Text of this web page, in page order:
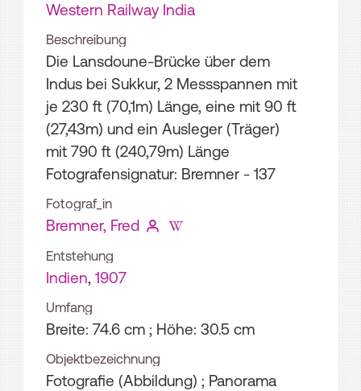
Western Railway India
Beschreibung
Die Lansdoune-Brücke über dem
Indus bei Sukkur, 2 Messspannen mit
je 230 ft (70,1m) Länge, eine mit 90 ft
(27,43m) und ein Ausleger (Träger)
mit 790 ft (240,79m) Länge
Fotografensignatur: Bremner - 137
Fotograf_in
Bremner, Fred
Entstehung
Indien, 1907
Umfang
Breite: 74.6 cm ; Höhe: 30.5 cm
Objektbezeichnung
Fotografie (Abbildung) ; Panorama